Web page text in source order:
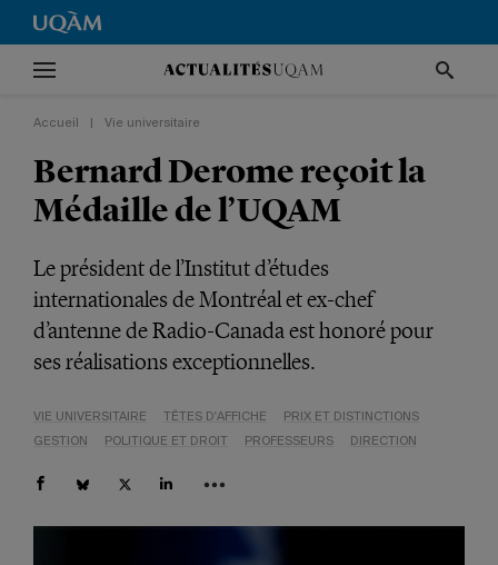
Accueil Vie universitaire
Bernard Derome reçoit la
Médaille de l’UQAM
Le président de l’Institut d’études
internationales de Montréal et ex-chef
d’antenne de Radio-Canada est honoré pour
ses réalisations exceptionnelles.
VIE UNIVERSITAIRE TÊTES D'AFFICHE
PRIX ET DISTINCTIONS
GESTION
POLITIQUE ET DROIT PROFESSEURS DIRECTION